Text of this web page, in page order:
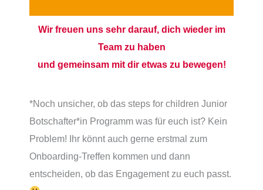
Wir freuen uns sehr darauf, dich wieder im
Team zu haben
und gemeinsam mit dir etwas zu bewegen!
*Noch unsicher, ob das steps for children Junior
Botschafter*in Programm was für euch ist? Kein
Problem! Ihr könnt auch gerne erstmal zum
Onboarding-Treffen kommen und dann
entscheiden, ob das Engagement zu euch passt.